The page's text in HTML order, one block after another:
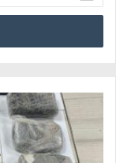
د
خ